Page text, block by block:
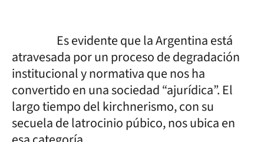
Es evidente que la Argentina está
atravesada por un proceso de degradación
institucional y normativa que nos ha
convertido en una sociedad “ajurídica”. El
largo tiempo del kirchnerismo, con su
secuela de latrocinio púbico, nos ubica en